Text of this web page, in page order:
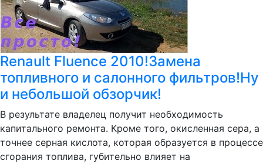
Renault Fluence 2010!Замена
топливного и салонного фильтров!Ну
и небольшой обзорчик!
В результате владелец получит необходимость
капитального ремонта. Кроме того, окисленная сера, а
точнее серная кислота, которая образуется в процессе
сгорания топлива, губительно влияет на